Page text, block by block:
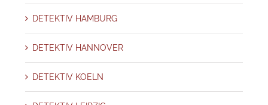
DETEKTIV HAMBURG
DETEKTIV HANNOVER
DETEKTIV KOELN